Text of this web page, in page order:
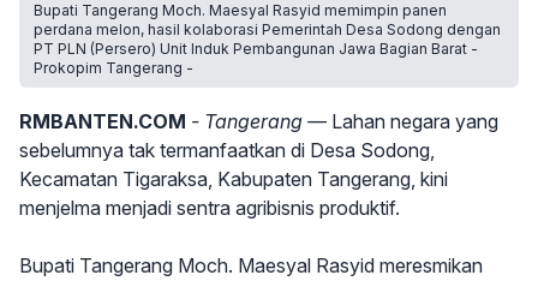
Bupati Tangerang Moch. Maesyal Rasyid memimpin panen
perdana melon, hasil kolaborasi Pemerintah Desa Sodong dengan
PT PLN (Persero) Unit Induk Pembangunan Jawa Bagian Barat -
Prokopim Tangerang -
RMBANTEN.COM - Tangerang — Lahan negara yang
sebelumnya tak termanfaatkan di Desa Sodong,
Kecamatan Tigaraksa, Kabupaten Tangerang, kini
menjelma menjadi sentra agribisnis produktif.
Bupati Tangerang Moch. Maesyal Rasyid meresmikan